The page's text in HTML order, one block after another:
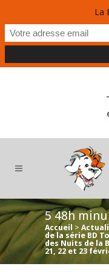
5 48h
Accueil >
de la série BD
des Nuits de la
21, 22 et 23
La